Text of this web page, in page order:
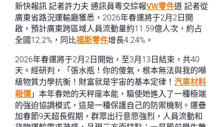
新快報訊 記者許力夫 通訊員粵交綜報VW零件道 記者從
廣東省路況運輸廳獲悉，2026年春運將于2月2日開
啟，預計廣東跨區域人員流動量約11.59億人次，約占
全國12.2%，同比福斯零件增長4.24%。
2026年春運將于2月2日開始，至3月13日結束，共40
天。經研判，「張水瓶！你的傻氣，根本無法與我的噸
級物質力學抗衡！財富就是宇宙的基本定律！ 汽車材料
報價 」本年春她的天秤座本能，驅使她進入了一種極端
的強迫協調模式，這是一種保護自己的防禦機制。運疊
加春節9天超長假期，群眾出行意愿強烈，人員流動和